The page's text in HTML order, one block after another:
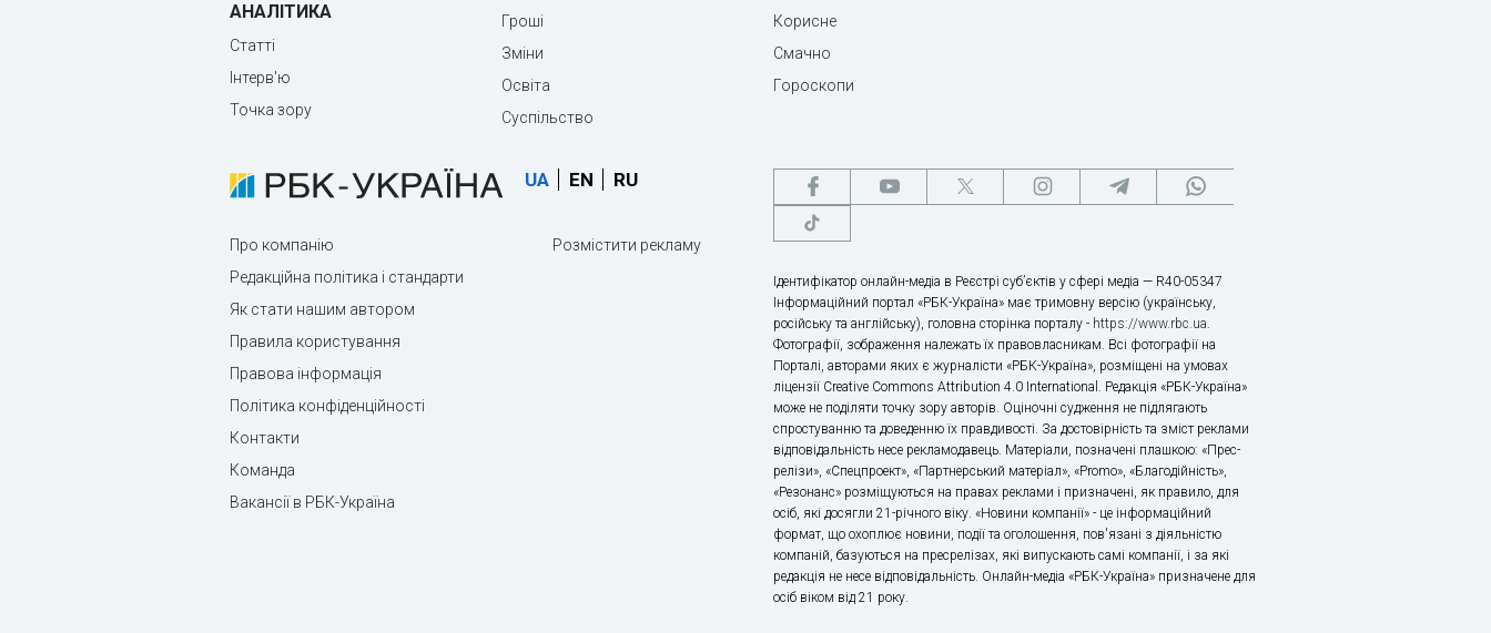
АНАЛІТИКА
Статті
Інтерв'ю
Точка зору
Гроші
Зміни
Освіта
Суспільство
Корисне
Смачно
Гороскопи
UA EN RU
Про компанію
Редакційна політика і стандарти
Як стати нашим автором
Правила користування
Правова інформація
Політика конфіденційності
Контакти
Команда
Вакансії в РБК-Україна
Розмістити рекламу
Ідентифікатор онлайн-медіа в Реєстрі суб’єктів у сфері медіа — R40-05347
Інформаційний портал «РБК-Україна» має тримовну версію (українську,
російську та англійську), головна сторінка порталу - https://www.rbc.ua.
Фотографії, зображення належать їх правовласникам. Всі фотографії на
Порталі, авторами яких є журналісти «РБК-Україна», розміщені на умовах
ліцензії Creative Commons Attribution 4.0 International. Редакція «РБК-Україна»
може не поділяти точку зору авторів. Оціночні судження не підлягають
спростуванню та доведенню їх правдивості. За достовірність та зміст реклами
відповідальність несе рекламодавець. Матеріали, позначені плашкою: «Прес-
релізи», «Спецпроект», «Партнерський матеріал», «Promo», «Благодійність»,
«Резонанс» розміщуються на правах реклами і призначені, як правило, для
осіб, які досягли 21-річного віку. «Новини компанії» - це інформаційний
формат, що охоплює новини, події та оголошення, пов'язані з діяльністю
компаній, базуються на пресрелізах, які випускають самі компанії, і за які
редакція не несе відповідальність. Онлайн-медіа «РБК-Україна» призначене для
осіб віком від 21 року.